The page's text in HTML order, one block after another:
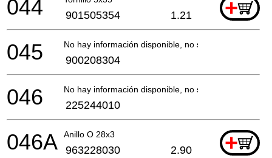
+
044 901505354 1.21
No hay información disponible, no se puede pedir
045 900208304
No hay información disponible, no se puede pedir
046 225244010
Anillo O 28x3 +
046A 963228030 2.90